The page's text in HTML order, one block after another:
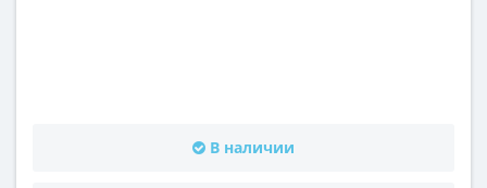
В наличии